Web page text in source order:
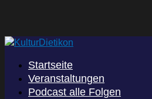
Startseite
Veranstaltungen
Podcast alle Folgen